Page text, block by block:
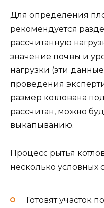
Для определения
рекомендуется
рассчитанную
значение почвы и
нагрузки (эти
проведения
размер котлована
рассчитан, можно
выкапыванию.
Процесс рытья
несколько условных
Готовят участок